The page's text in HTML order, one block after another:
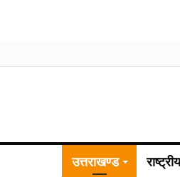
उत्तराखण्ड राष्ट्रीय